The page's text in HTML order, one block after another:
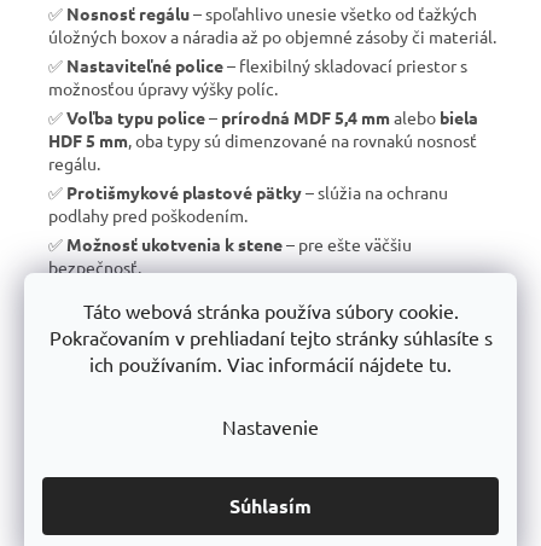
Táto webová stránka používa súbory cookie.
Pokračovaním v prehliadaní tejto stránky súhlasíte s
ich používaním. Viac informácií nájdete tu.
Nastavenie
Súhlasím
✅ Nosnosť regálu– spoľahlivo unesie všetko od ťažkých
úložných boxov a náradia až po objemné zásoby či materiál.
✅ Nastaviteľné police– flexibilný skladovací priestor s
možnosťou úpravy výšky políc.
✅Voľba typu police– prírodná MDF 5,4 mmalebo biela
HDF 5 mm , oba typy sú dimenzované na rovnakú nosnosť
regálu.
✅ Protišmykové plastové pätky– slúžia na ochranu
podlahy pred poškodením.
✅ Možnosť ukotvenia k stene– pre ešte väčšiu
bezpečnosť.
výroba s dlhou životnosťou.
✅10 rokov záruka– dôkaz kvality a dlhodobej odolnosti.
regály Trestles RH 🏆
Montáž bezskrutková – jednoduchá